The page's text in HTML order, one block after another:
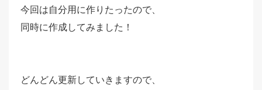
今回は自分用に作りたったので、
同時に作成してみました！
どんどん更新していきますので、